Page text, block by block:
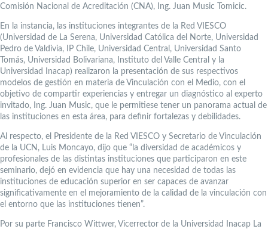
Comisión Nacional de Acreditación (CNA), Ing. Juan Music Tomicic.
En la instancia, las instituciones integrantes de la Red VIESCO
(Universidad de La Serena, Universidad Católica del Norte, Universidad
Pedro de Valdivia, IP Chile, Universidad Central, Universidad Santo
Tomás, Universidad Bolivariana, Instituto del Valle Central y la
Universidad Inacap) realizaron la presentación de sus respectivos
modelos de gestión en materia de Vinculación con el Medio, con el
objetivo de compartir experiencias y entregar un diagnóstico al experto
invitado, Ing. Juan Music, que le permitiese tener un panorama actual de
las instituciones en esta área, para definir fortalezas y debilidades.
Al respecto, el Presidente de la Red VIESCO y Secretario de Vinculación
de la UCN, Luis Moncayo, dijo que “la diversidad de académicos y
profesionales de las distintas instituciones que participaron en este
seminario, dejó en evidencia que hay una necesidad de todas las
instituciones de educación superior en ser capaces de avanzar
significativamente en el mejoramiento de la calidad de la vinculación con
el entorno que las instituciones tienen”.
Por su parte Francisco Wittwer, Vicerrector de la Universidad Inacap La